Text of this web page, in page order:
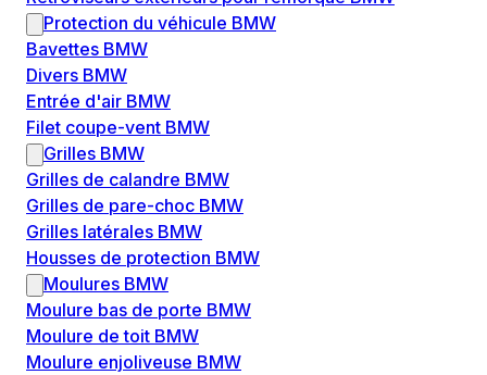
Protection du véhicule BMW
Bavettes BMW
Divers BMW
Entrée d'air BMW
Filet coupe-vent BMW
Grilles BMW
Grilles de calandre BMW
Grilles de pare-choc BMW
Grilles latérales BMW
Housses de protection BMW
Moulures BMW
Moulure bas de porte BMW
Moulure de toit BMW
Moulure enjoliveuse BMW